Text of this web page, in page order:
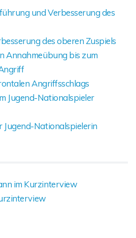
und Verbesserung des
des oberen Zuspiels
Annahmeübung bis zum
Angriffsschlags
Jugend-Nationalspieler
Jugend-Nationalspielerin
im Kurzinterview